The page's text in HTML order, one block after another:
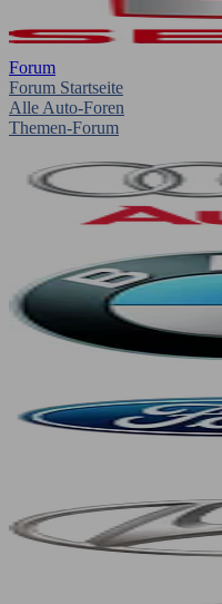
Forum
Forum Startseite
Alle Auto-Foren
Themen-Forum